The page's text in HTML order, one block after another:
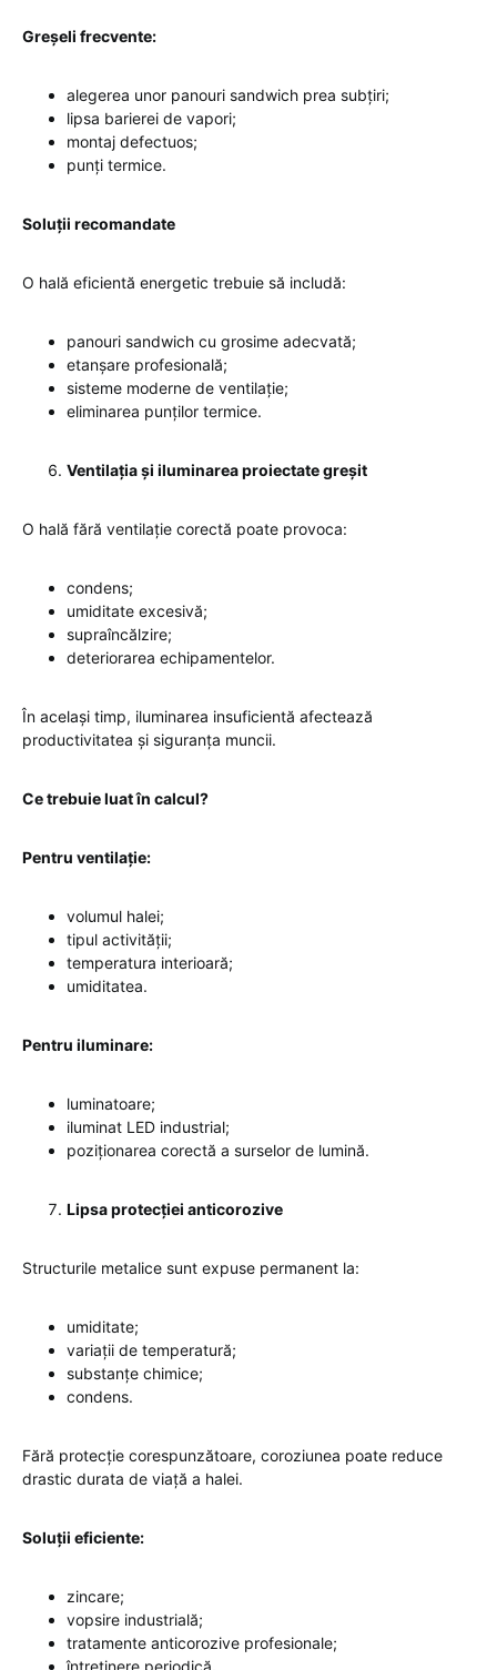
Greșeli frecvente:
alegerea unor panouri sandwich prea subțiri;
lipsa barierei de vapori;
montaj defectuos;
punți termice.
Soluții recomandate
O hală eficientă energetic trebuie să includă:
panouri sandwich cu grosime adecvată;
etanșare profesională;
sisteme moderne de ventilație;
eliminarea punților termice.
Ventilația și iluminarea proiectate greșit
O hală fără ventilație corectă poate provoca:
condens;
umiditate excesivă;
supraîncălzire;
deteriorarea echipamentelor.
În același timp, iluminarea insuficientă afectează
productivitatea și siguranța muncii.
Ce trebuie luat în calcul?
Pentru ventilație:
volumul halei;
tipul activității;
temperatura interioară;
umiditatea.
Pentru iluminare:
luminatoare;
iluminat LED industrial;
poziționarea corectă a surselor de lumină.
Lipsa protecției anticorozive
Structurile metalice sunt expuse permanent la:
umiditate;
variații de temperatură;
substanțe chimice;
condens.
Fără protecție corespunzătoare, coroziunea poate reduce
drastic durata de viață a halei.
Soluții eficiente:
zincare;
vopsire industrială;
tratamente anticorozive profesionale;
întreținere periodică.